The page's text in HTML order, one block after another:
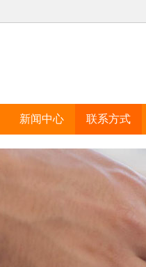
新闻中心 联系方式